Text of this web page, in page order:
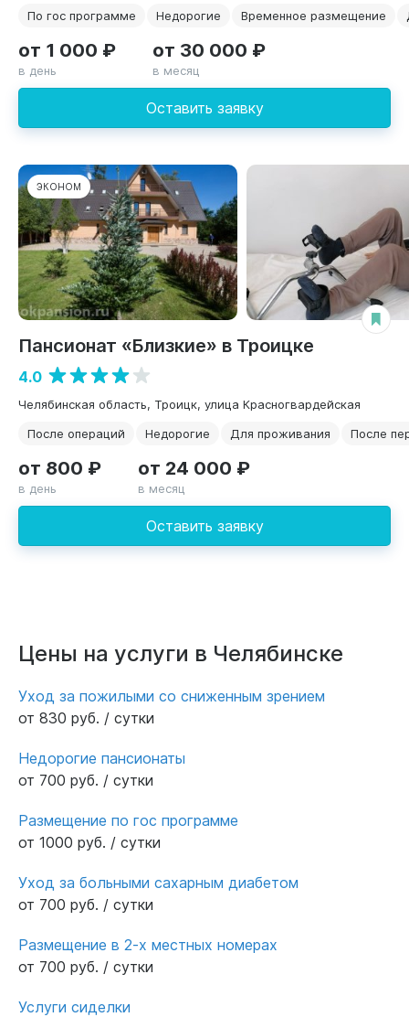
По гос программе Недорогие Временное размещение
Оставить заявку
от 1 000 ₽
в день
от 30 000 ₽
в месяц
ЭКОНОМ
Пансионат «Близкие» в Троицке
4.0
Челябинская область, Троицк, улица Красногвардейская
После операций
Недорогие Для проживания После
Оставить заявку
от 800 ₽
в день
от 24 000 ₽
в месяц
Цены на услуги в Челябинске
Уход за пожилыми со сниженным зрением
от 830 руб. / сутки
Недорогие пансионаты
от 700 руб. / сутки
Размещение по гос программе
от 1000 руб. / сутки
Уход за больными сахарным диабетом
от 700 руб. / сутки
Размещение в 2-х местных номерах
от 700 руб. / сутки
Услуги сиделки